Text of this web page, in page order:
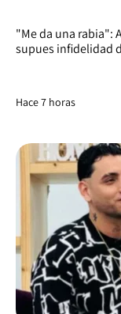
"Me da una rabia":
supues infidelidad
Hace 7 horas